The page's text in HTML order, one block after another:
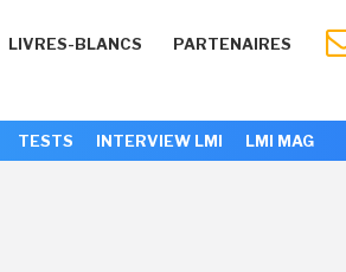
LIVRES-BLANCS PARTENAIRES
TESTS INTERVIEW LMI LMI MAG